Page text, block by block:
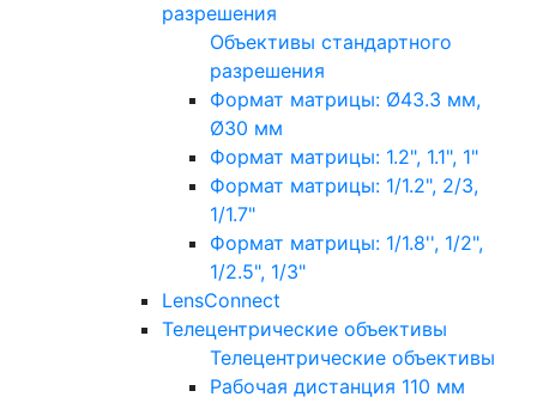
разрешения
Объективы стандартного
разрешения
Формат матрицы: Ø43.3 мм,
Ø30 мм
Формат матрицы: 1.2", 1.1", 1"
Формат матрицы: 1/1.2", 2/3,
1/1.7"
Формат матрицы: 1/1.8'', 1/2",
1/2.5", 1/3"
LensConnect
Телецентрические объективы
Телецентрические объективы
Рабочая дистанция 110 мм